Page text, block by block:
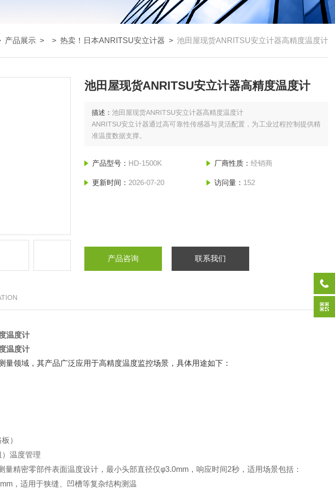
产品展示 > > 热卖！日本ANRITSU安立计器 > 池田屋现货ANRITSU安立计器高精度温度计
池田屋现货ANRITSU安立计器高精度温度计
描述：池田屋现货ANRITSU安立计器高精度温度计
ANRITSU安立计器通过高可靠性传感器与灵活配置，为工业过程控制提供精
准温度数据支撑。
产品型号： HD-1500K 厂商性质： 经销商
更新时间： 2026-07-20 访问量： 152
产品咨询 联系我们
温度计
温度计
领域，其产品广泛应用于高精度温度监控场景，具体用途如下：
）
温度管理‌
量精密零部件表面温度设计，最小头部直径仅φ3.0mm，响应时间2秒，适用场景包括：
，适用于狭缝、凹槽等复杂结构测温‌